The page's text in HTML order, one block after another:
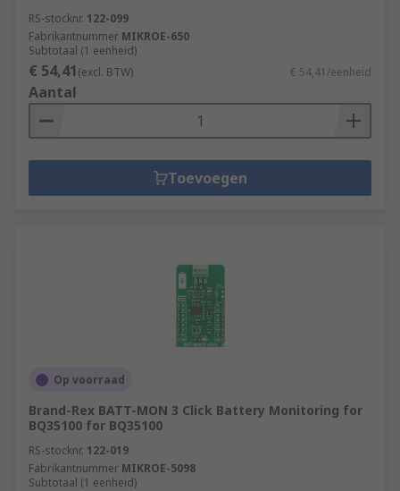
RS-stocknr. 122-099
Fabrikantnummer MIKROE-650
Subtotaal (1 eenheid)
€ 54,41(excl. BTW) € 54,41/eenheid
Aantal
Toevoegen
Op voorraad
Brand-Rex BATT-MON 3 Click Battery Monitoring for
BQ35100 for BQ35100
RS-stocknr. 122-019
Fabrikantnummer MIKROE-5098
Subtotaal (1 eenheid)